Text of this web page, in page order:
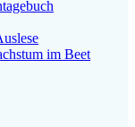
im Beet